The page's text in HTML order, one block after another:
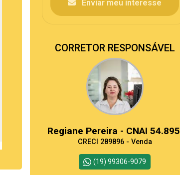
Enviar meu interesse
CORRETOR RESPONSÁVEL
Regiane Pereira - CNAI 54.895
CRECI 289896 - Venda
(19) 99306-9079